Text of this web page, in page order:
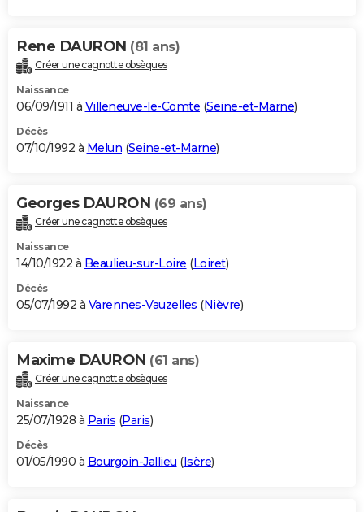
Rene DAURON (81 ans)
Créer une cagnotte obsèques
Naissance
06/09/1911 à Villeneuve-le-Comte (Seine-et-Marne)
Décès
07/10/1992 à Melun (Seine-et-Marne)
Georges DAURON (69 ans)
Créer une cagnotte obsèques
Naissance
14/10/1922 à Beaulieu-sur-Loire (Loiret)
Décès
05/07/1992 à Varennes-Vauzelles (Nièvre)
Maxime DAURON (61 ans)
Créer une cagnotte obsèques
Naissance
25/07/1928 à Paris (Paris)
Décès
01/05/1990 à Bourgoin-Jallieu (Isère)